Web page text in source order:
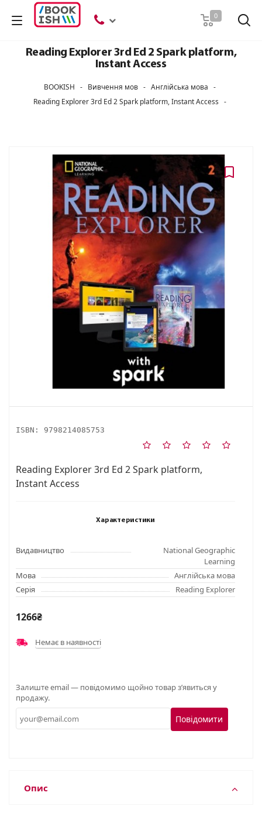
0
Reading Explorer 3rd Ed 2 Spark platform,
Instant Access
BOOKISH - Вивчення мов - Англійська мова -
Reading Explorer 3rd Ed 2 Spark platform, Instant Access -
ISBN: 9798214085753
Reading Explorer 3rd Ed 2 Spark platform,
Instant Access
Характеристики
Видавництво
National Geographic
Learning
Мова
Англійська мова
Серія
Reading Explorer
1266₴
Немає в наявності
Залиште email — повідомимо щойно товар з’явиться у
продажу.
Повідомити
Опис